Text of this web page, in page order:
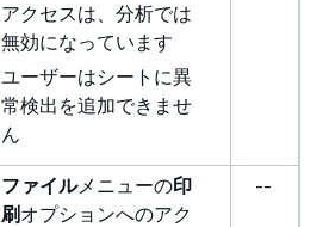
アクセスは、分析では
無効になっています
ユーザーはシートに異
常検出を追加できませ
ん
ファイルメニューの印
刷 オプションへのアク
--